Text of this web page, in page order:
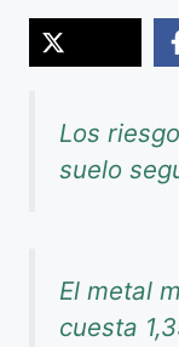
Los
suelo
El metal
cuesta